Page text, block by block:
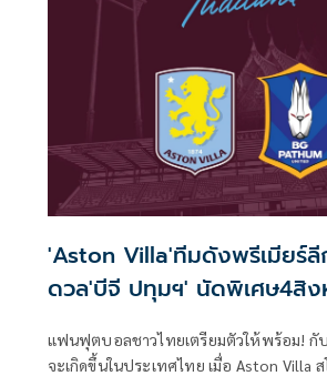
ศึกษาความเป็นไปได้ในการพัฒนากิจกรร
พรีเมียร์ลีกอังกฤษ ผ่านโปสต์การ์ดออนไล
Prompt Post ด้วยฟังก์ชัน e-Vote หรือร
เพื่ออำนวยความสะดวก และสร้างประสบก
บอลสามารถร่วมกิจกรรมผ่านช่องทางดิจิทั
'Aston Villa'ทีมดังพรีเมียร์
ดวล'บีจี ปทุมฯ' นัดพิเศษ4สิง
แฟนฟุตบอลชาวไทยเตรียมตัวให้พร้อม! กั
จะเกิดขึ้นในประเทศไทย เมื่อ Aston Villa